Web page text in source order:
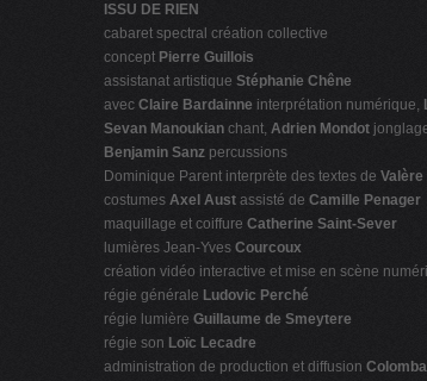
ISSU DE RIEN
cabaret spectral création collective
concept Pierre Guillois
assistanat artistique Stéphanie Chêne
avec Claire Bardainne interprétation numérique,
Sevan Manoukian chant, Adrien Mondot
Benjamin Sanz percussions
Dominique Parent interprète des textes de
costumes Axel Aust assisté de Camille Penager
maquillage et coiffure Catherine Saint-Sever
lumières Jean-Yves Courcoux
création vidéo interactive et mise en scène
régie générale Ludovic Perché
régie lumière Guillaume de Smeytere
régie son Loïc Lecadre
administration de production et diffusion